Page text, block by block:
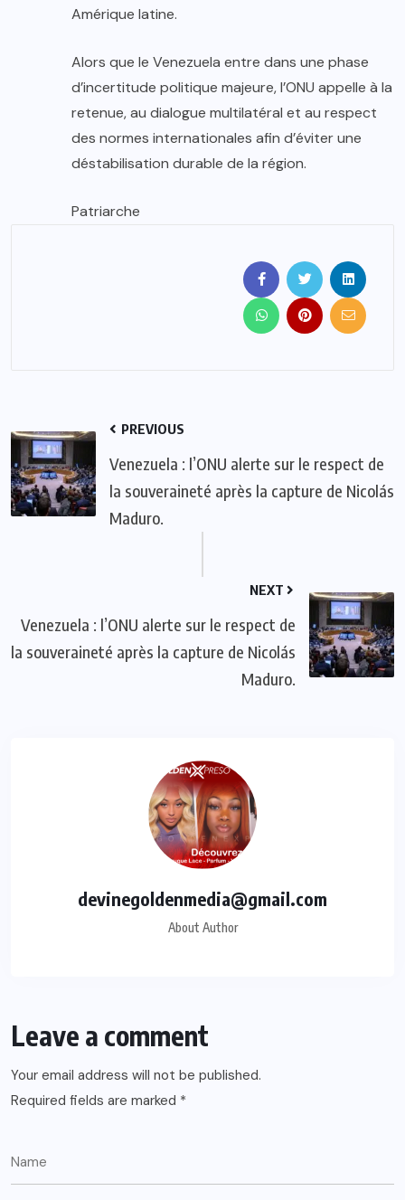
Amérique latine.
Alors que le Venezuela entre dans une phase
d’incertitude politique majeure, l’ONU appelle à la
retenue, au dialogue multilatéral et au respect
des normes internationales afin d’éviter une
déstabilisation durable de la région.
Patriarche
PREVIOUS
Venezuela : l’ONU alerte sur le respect de
la souveraineté après la capture de Nicolás
Maduro.
NEXT
Venezuela : l’ONU alerte sur le respect de
la souveraineté après la capture de Nicolás
Maduro.
devinegoldenmedia@gmail.com
About Author
Leave a comment
Your email address will not be published.
Required fields are marked *